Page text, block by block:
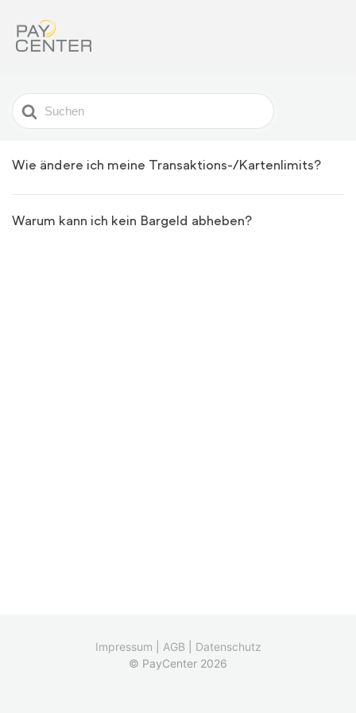
Search
For
Wie ändere ich meine Transaktions-/Kartenlimits?
Warum kann ich kein Bargeld abheben?
Impressum AGB
Datenschutz
© PayCenter 2026